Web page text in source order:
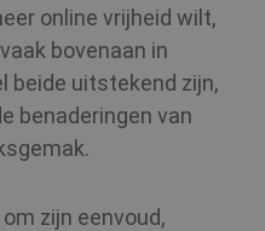
online vrijheid wilt,
bovenaan in
beide uitstekend zijn,
benaderingen van
zijn eenvoud,